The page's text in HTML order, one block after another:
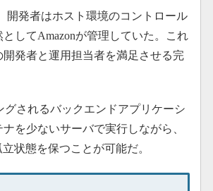
開発者はホスト環境のコントロール
してAmazonが管理していた。これ
発者と運用担当者を満足させる完
されるバックエンドアプリケーシ
を少ないサーバで実行しながら、
状態を保つことが可能だ。